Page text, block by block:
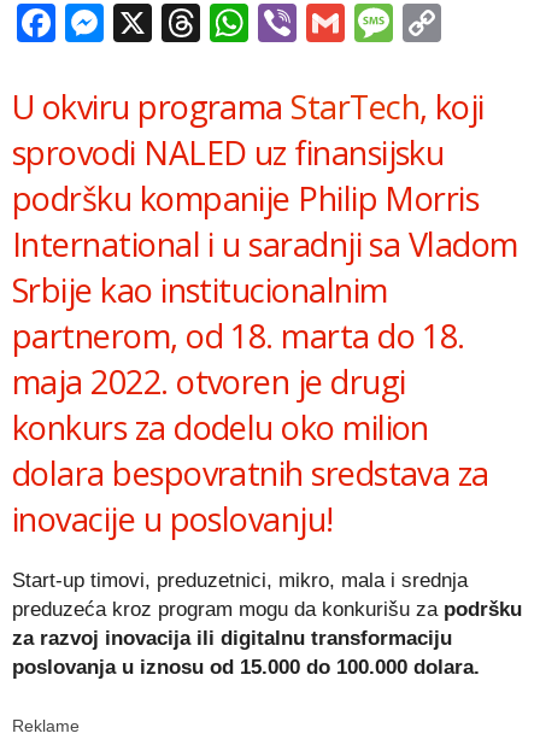
Facebook
Messenger
X Threads
WhatsApp
ViberGmail
U okviru programa StarTech, koji
sprovodi NALED uz finansijsku
podršku kompanije Philip Morris
International i u saradnji sa Vladom
Srbije kao institucionalnim
partnerom, od 18. marta do 18.
maja 2022. otvoren je drugi
konkurs za dodelu oko milion
dolara bespovratnih sredstava za
inovacije u poslovanju!
Start-up timovi, preduzetnici, mikro, mala i srednja
preduzeća kroz program mogu da konkurišu za podršku
za razvoj inovacija ili digitalnu transformaciju
poslovanja u iznosu od 15.000 do 100.000 dolara.
Reklame